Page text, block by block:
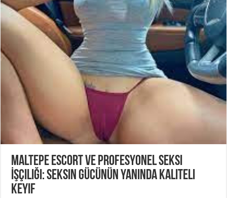
Maltepe Escort ve Profesyonel Seksi
İşçiliği: Seksin Gücünün Yanında Kaliteli
Keyif